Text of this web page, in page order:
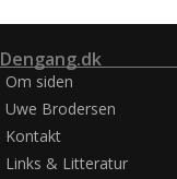
Dengang.dk
Om siden
Uwe Brodersen
Kontakt
Links & Litteratur